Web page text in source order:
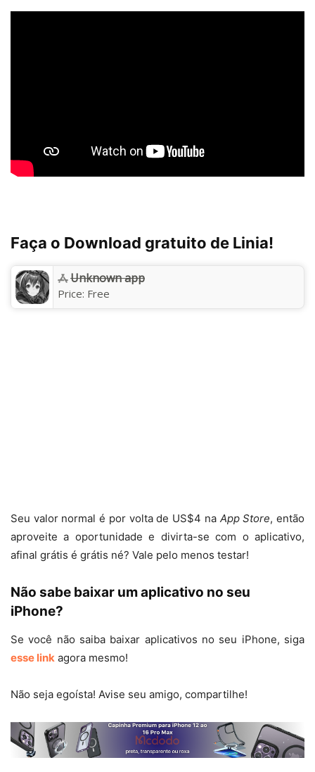
Faça o Download gratuito de Linia!
Unknown app
Price: Free
Seu valor normal é por volta de US$4 na App Store, então
aproveite a oportunidade e divirta-se com o aplicativo,
afinal grátis é grátis né? Vale pelo menos testar!
Não sabe baixar um aplicativo no seu
iPhone?
Se você não saiba baixar aplicativos no seu iPhone, siga
esse link agora mesmo!
Não seja egoísta! Avise seu amigo, compartilhe!